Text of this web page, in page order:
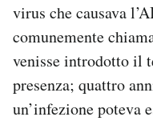
virus che causava
comunemente
venisse introdotto il
presenza; quattro
un’infezione poteva